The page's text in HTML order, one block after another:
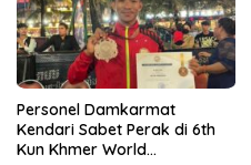
Personel Damkarmat
Kendari Sabet Perak di 6th
Kun Khmer World